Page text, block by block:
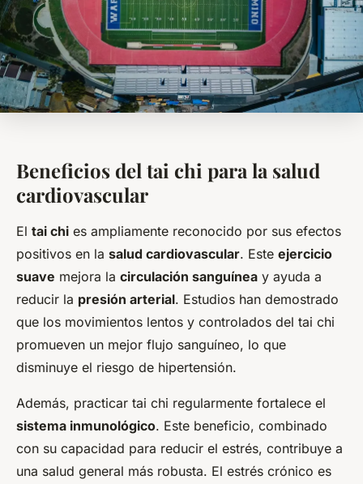
Beneficios del tai chi para la salud
cardiovascular
El tai chi es ampliamente reconocido por sus efectos
positivos en la salud cardiovascular. Este ejercicio
suave mejora la circulación sanguínea y ayuda a
reducir la presión arterial. Estudios han demostrado
que los movimientos lentos y controlados del tai chi
promueven un mejor flujo sanguíneo, lo que
disminuye el riesgo de hipertensión.
Además, practicar tai chi regularmente fortalece el
sistema inmunológico. Este beneficio, combinado
con su capacidad para reducir el estrés, contribuye a
una salud general más robusta. El estrés crónico es